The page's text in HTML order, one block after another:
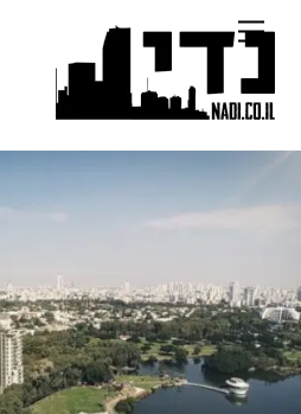
content
Menu